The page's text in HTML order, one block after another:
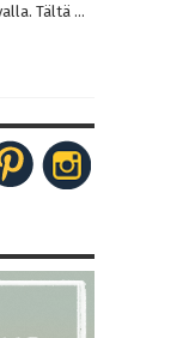
Tältä ...